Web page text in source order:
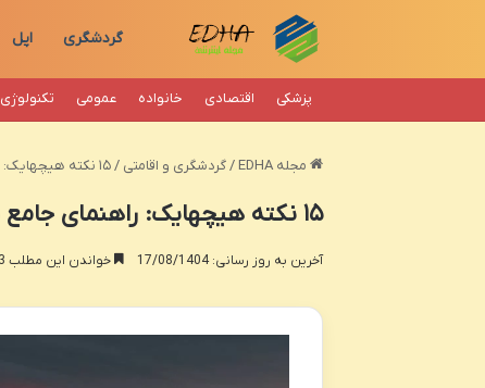
گردشگری اپل
پزشکی اقتصادی خانواده عمومی تکنولوژی
مجله EDHA / گردشگری و اقامتی / ۱۵ نکته هیچهایک: راهنمای جامع برای سفری ایمن و ارزان
۱۵ نکته هیچهایک: راهنمای جامع برای سفری ایمن و ارزان
آخرین به روز رسانی: 17/08/1404 خواندن این مطلب 23 دقیقه زمان میبرد